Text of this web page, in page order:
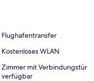
Flughafentransfer
Kostenloses WLAN
Zimmer mit Verbindungstür
verfügbar